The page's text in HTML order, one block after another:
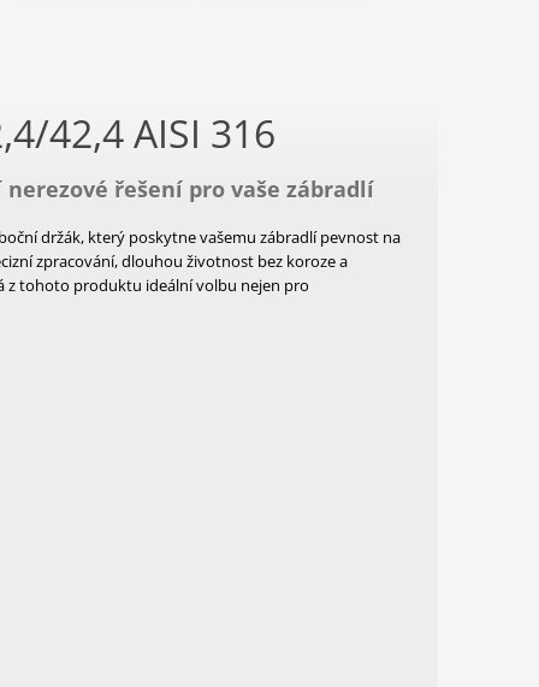
42,4 AISI 316
řešení pro vaše zábradlí
držák, který poskytne vašemu zábradlí pevnost na
zpracování, dlouhou životnost bez koroze a
z tohoto produktu ideální volbu nejen pro